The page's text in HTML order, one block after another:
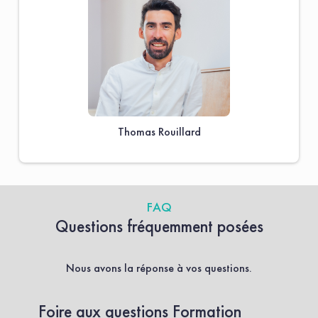
Thomas Rouillard
FAQ
Questions fréquemment posées
Nous avons la réponse à vos questions.
Foire aux questions Formation